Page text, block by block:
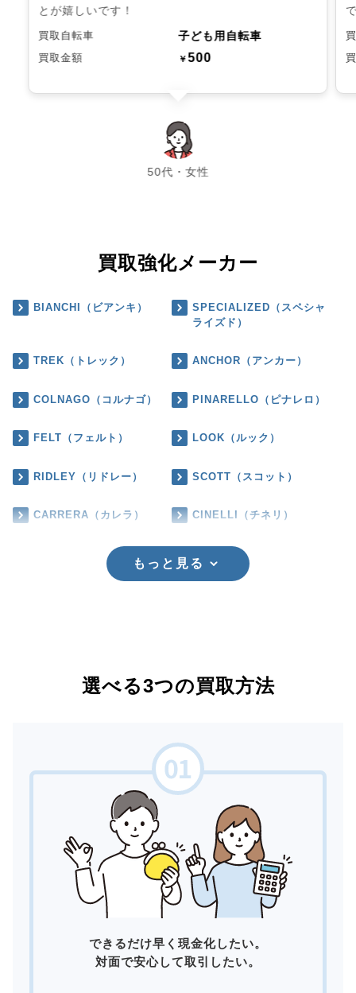
とが嬉しいです！
買取自転車 子ども用自転車
買取金額 ￥500
50代・女性
chevron_left chevron_right
買取強化メーカー
BIANCHI（ビアンキ）
SPECIALIZED（スペシャ
ライズド）
TREK（トレック） ANCHOR（アンカー）
COLNAGO（コルナゴ） PINARELLO（ピナレロ）
FELT（フェルト） LOOK（ルック）
RIDLEY（リドレー） SCOTT（スコット）
CARRERA（カレラ） CINELLI（チネリ）
もっと見る
選べる3つの買取方法
できるだけ早く現金化したい。
対面で安心して取引したい。